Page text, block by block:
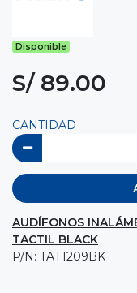
Disponible
S/ 89.00
CANTIDAD
AUDÍFONOS
TACTIL BLACK
P/N: TAT1209BK